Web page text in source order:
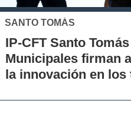
SANTO TOMÁS
IP-CFT Santo
Municipales firman
la innovación en